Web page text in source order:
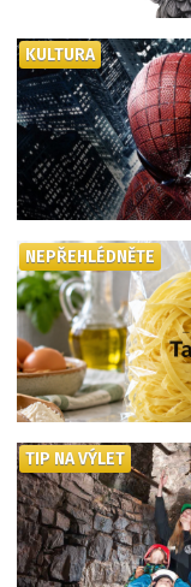
KULTURA
NEPŘEHLÉDNĚTE
TIP NA VÝLET